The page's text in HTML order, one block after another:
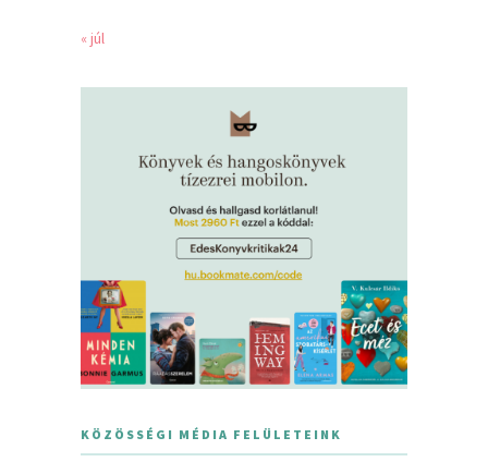
« júl
KÖZÖSSÉGI MÉDIA FELÜLETEINK